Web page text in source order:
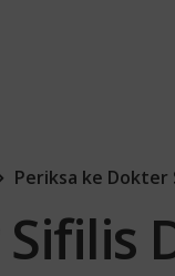
Periksa ke Dokter